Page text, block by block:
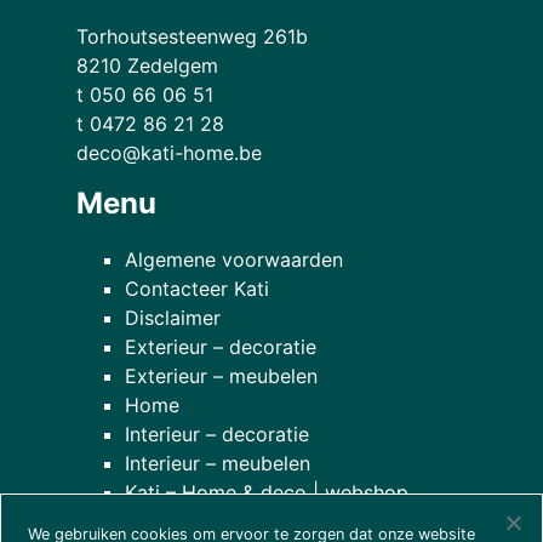
Torhoutsesteenweg 261b
8210 Zedelgem
t 050 66 06 51
t 0472 86 21 28
deco@kati-home.be
Menu
Algemene voorwaarden
Contacteer Kati
Disclaimer
Exterieur – decoratie
Exterieur – meubelen
Home
Interieur – decoratie
Interieur – meubelen
Kati – Home & deco | webshop
We gebruiken cookies om ervoor te zorgen dat onze website